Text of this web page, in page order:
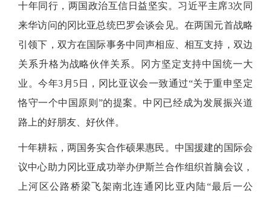
十年同行，两国政治互信日益坚实。习近平主席3次同
来华访问的冈比亚总统巴罗会谈会见。在两国元首战略
引领下，双方在国际事务中同声相应、相互支持，双边
关系升格为战略伙伴关系。冈方坚定支持中国统一大
业。今年3月5日，冈比亚议会一致通过“关于重申坚定
恪守一个中国原则”的提案。中冈已经成为发展振兴道
路上的好朋友、好伙伴。
十年耕耘，两国务实合作硕果惠民。中国援建的国际会
议中心助力冈比亚成功举办伊斯兰合作组织首脑会议，
上河区公路桥梁飞架南北连通冈比亚内陆“最后一公